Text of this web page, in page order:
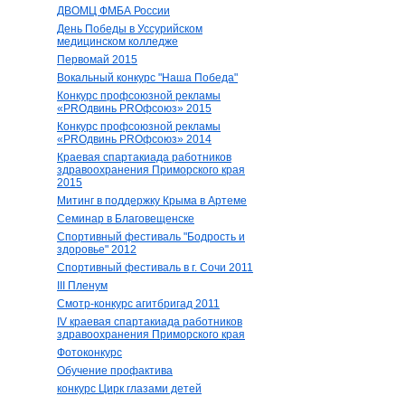
ДВОМЦ ФМБА России
День Победы в Уссурийском
медицинском колледже
Первомай 2015
Вокальный конкурс "Наша Победа"
Конкурс профсоюзной рекламы
«PROдвинь РRОфсоюз» 2015
Конкурс профсоюзной рекламы
«PROдвинь РRОфсоюз» 2014
Краевая спартакиада работников
здравоохранения Приморского края
2015
Митинг в поддержку Крыма в Артеме
Семинар в Благовещенске
Спортивный фестиваль "Бодрость и
здоровье" 2012
Спортивный фестиваль в г. Сочи 2011
III Пленум
Смотр-конкурс агитбригад 2011
IV краевая спартакиада работников
здравоохранения Приморского края
Фотоконкурс
Обучение профактива
конкурс Цирк глазами детей